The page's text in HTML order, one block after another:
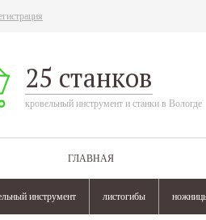
25 станков
кровельный инструмент и станки в Вологде
ГЛАВНАЯ
инструмент листогибы